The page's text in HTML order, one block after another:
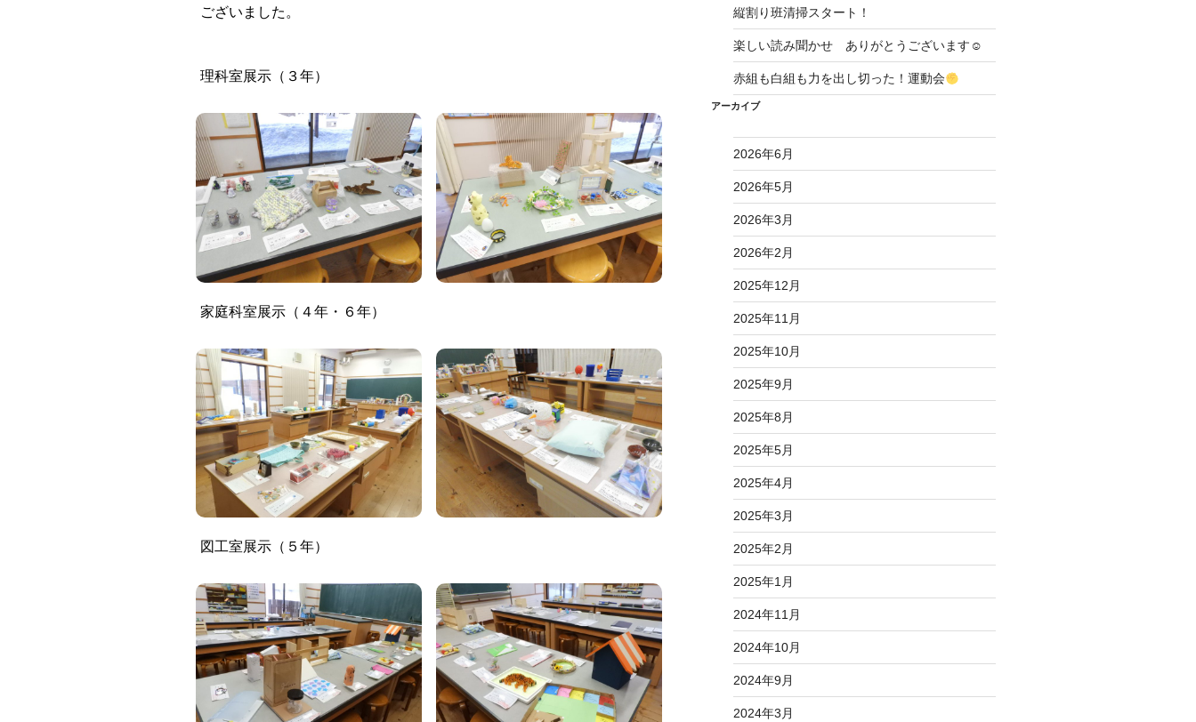
ございました。
理科室展示（３年）
家庭科室展示（４年・６年）
図工室展示（５年）
縦割り班清掃スタート！
楽しい読み聞かせ ありがとうございます☺
赤組も白組も力を出し切った！運動会
アーカイブ
2026年6月
2026年5月
2026年3月
2026年2月
2025年12月
2025年11月
2025年10月
2025年9月
2025年8月
2025年5月
2025年4月
2025年3月
2025年2月
2025年1月
2024年11月
2024年10月
2024年9月
2024年3月